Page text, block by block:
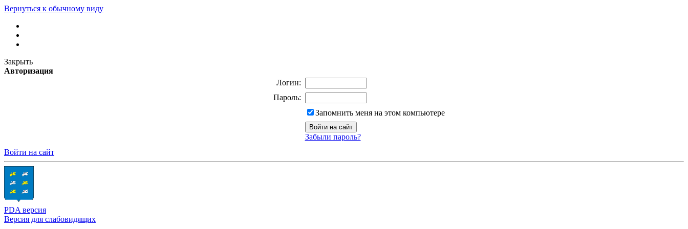
Вернуться к обычному виду
Закрыть
Авторизация
Логин:
Пароль:
Запомнить меня на этом компьютере
Забыли пароль?
Войти на сайт
PDA версия
Версия для слабовидящих